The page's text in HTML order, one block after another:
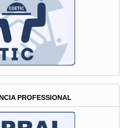
PROFESSIONAL